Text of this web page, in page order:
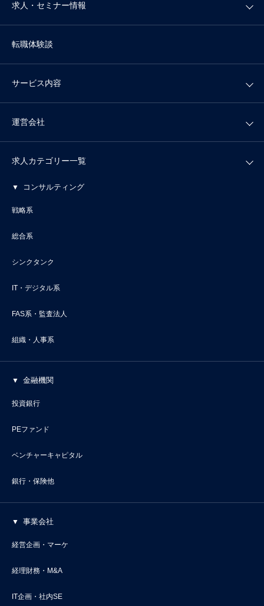
求人・セミナー情報
転職体験談
サービス内容
運営会社
求人カテゴリー一覧
コンサルティング
戦略系
総合系
シンクタンク
IT・デジタル系
FAS系・監査法人
組織・人事系
金融機関
投資銀行
PEファンド
ベンチャーキャピタル
銀行・保険他
事業会社
経営企画・マーケ
経理財務・M&A
IT企画・社内SE